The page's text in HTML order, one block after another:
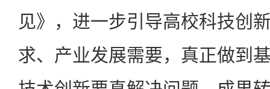
见》，进一步引导高校科技创
求、产业发展需要，真正做到